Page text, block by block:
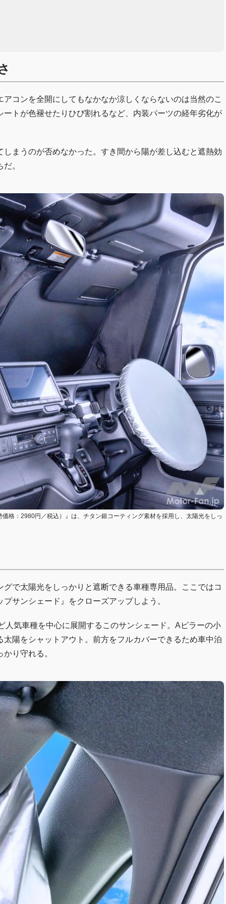
コンを全開にしてもなかなか涼しくならないのは当然のこ
トが色褪せたりひび割れるなど、内装パーツの経年劣化が
まうのが否めなかった。すき間から陽が差し込むと遮熱効
。
格：2980円／税込）』は、チタン銀コーティング素材を採用し、太陽光をしっ
で太陽光をしっかりと遮断できる車種専用品。ここではコ
サンシェード』をクローズアップしよう。
気車種を中心に展開するこのサンシェード。Aピラーの小
陽をシャットアウト。前方をフルカバーできるため車中泊
り守れる。